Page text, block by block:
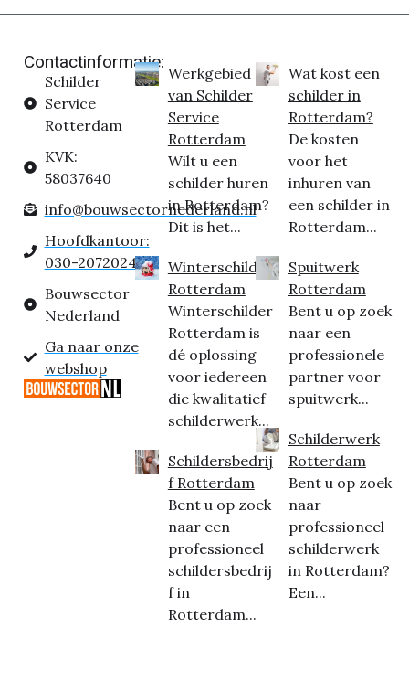
Contactinformatie:
Schilder
Service
Rotterdam
KVK:
58037640
info@bouwsectornederland.nl
Hoofdkantoor:
030-2072024
Bouwsector
Nederland
Ga naar onze
webshop
Werkgebied
van Schilder
Service
Rotterdam
Wilt u een
schilder huren
in Rotterdam?
Dit is het...
Winterschilder
Rotterdam
Winterschilder
Rotterdam is
dé oplossing
voor iedereen
die kwalitatief
schilderwerk...
Schildersbedrij
f Rotterdam
Bent u op zoek
naar een
professioneel
schildersbedrij
f in
Rotterdam...
Wat kost een
schilder in
Rotterdam?
De kosten
voor het
inhuren van
een schilder in
Rotterdam...
Spuitwerk
Rotterdam
Bent u op zoek
naar een
professionele
partner voor
spuitwerk...
Schilderwerk
Rotterdam
Bent u op zoek
naar
professioneel
schilderwerk
in Rotterdam?
Een...